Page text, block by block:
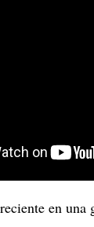
en una